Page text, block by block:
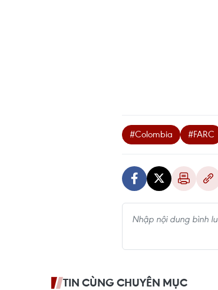
#Colombia #FARC
TIN CÙNG CHUYÊN MỤC